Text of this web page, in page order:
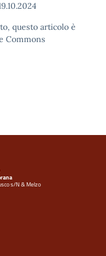
questo articolo è
Commons
s/N & Melzo